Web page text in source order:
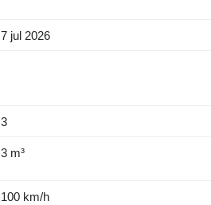
7 jul 2026
3
3 m³
100 km/h